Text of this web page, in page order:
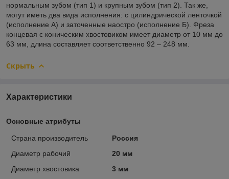
нормальным зубом (тип 1) и крупным зубом (тип 2). Так же,
могут иметь два вида исполнения: с цилиндрической ленточкой
(исполнение А) и заточенные наостро (исполнение Б). Фреза
концевая с коническим хвостовиком имеет диаметр от 10 мм до
63 мм, длина составляет соответственно 92 – 248 мм.
Скрыть
Характеристики
Основные атрибуты
Страна производитель
Россия
Диаметр рабочий
20 мм
Диаметр хвостовика
3 мм